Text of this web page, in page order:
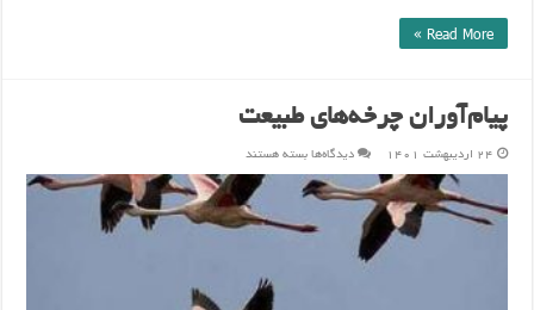
Read More »
پیام‌آوران چرخه‌های طبیعت
۲۴ اردیبهشت ۱۴۰۱ دیدگاه‌هابرای
چرخه‌های
طبیعت
بسته هستند